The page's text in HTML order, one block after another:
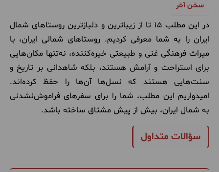
سخن‌ آخر
در این مطلب ۱۵ تا از زیباترین و دلبازترین روستاهای شمال
ایران را به شما معرفی کردیم. روستاهای شمالی ایران، با
میراث فرهنگی غنی و طبیعتی خیره‌کننده، نه‌تنها مکان‌هایی
برای استراحت و آرامش هستند، بلکه شاهدانی بر تاریخ و
سنت‌هایی هستند که نسل‌ها آن‌ها را حفظ کرده‌اند.
امیدواریم این مطلب، شما را برای سفرهای فراموش‌نشدنی
به شمال ایران، بیش از پیش مشتاق ساخته باشد.
سؤالات متداول